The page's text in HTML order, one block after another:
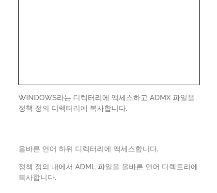
WINDOWS라는 디렉터리에 액세스하고 ADMX 파일을
정책 정의 디렉터리에 복사합니다.
올바른 언어 하위 디렉터리에 액세스합니다.
정책 정의 내에서 ADML 파일을 올바른 언어 디렉토리에
복사합니다.